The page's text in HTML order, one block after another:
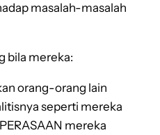
masalah-masalah
bila mereka:
orang-orang lain
seperti mereka
mereka